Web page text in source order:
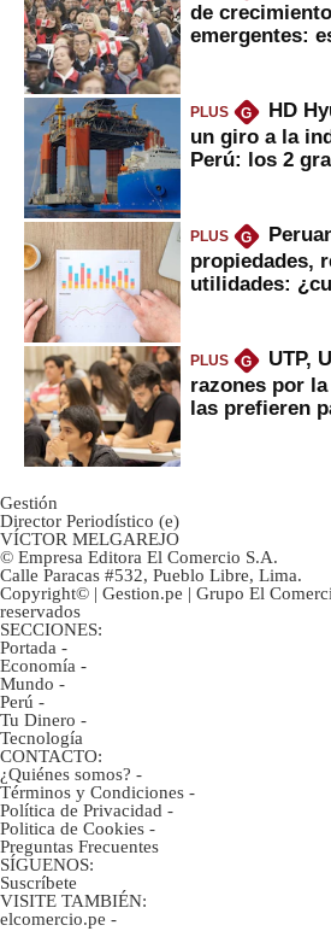
de
emergentes:
PLUS G
HD
un giro a la
Perú: los 2
PLUS G
propiedades,
utilidades:
PLUS G
UTP,
razones por
las prefieren
Gestión
Director Periodístico (e)
VÍCTOR MELGAREJO
© Empresa Editora El Comercio S.A.
Calle Paracas #532, Pueblo Libre, Lima.
Copyright© | Gestion.pe | Grupo El
reservados
SECCIONES:
Portada -
Economía -
Mundo -
Perú -
Tu Dinero -
Tecnología
CONTACTO:
¿Quiénes somos? -
Términos y Condiciones -
Política de Privacidad -
Politica de Cookies -
Preguntas Frecuentes
SÍGUENOS:
Suscríbete
VISITE TAMBIÉN:
elcomercio.pe -